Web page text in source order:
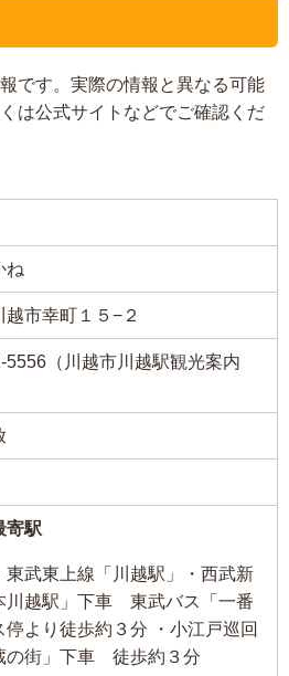
です。実際の情報と異なる可能
は公式サイトなどでご確認くだ
ね
越市幸町１５−２
5556（川越市川越駅観光案内
寄駅
東武東上線「川越駅」・西武新
川越駅」下車 東武バス「一番
停より徒歩約３分 ・小江戸巡回
の街」下車 徒歩約３分